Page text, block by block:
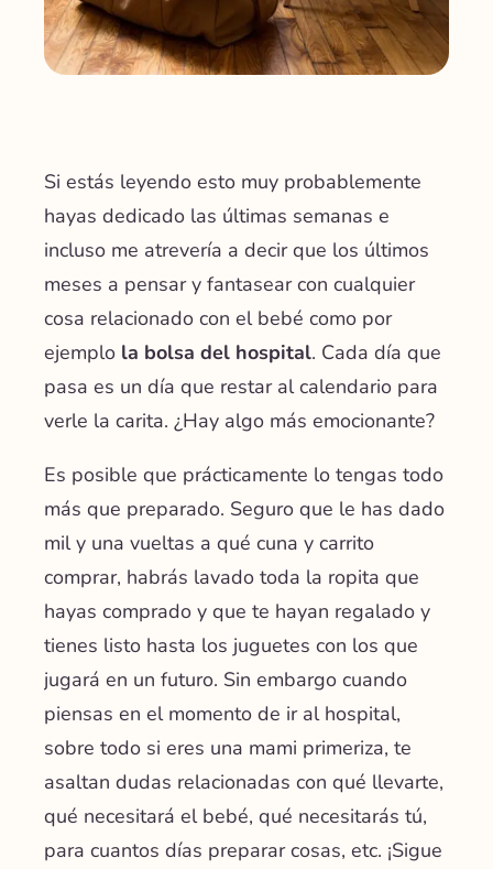
Si estás leyendo esto muy probablemente
hayas dedicado las últimas semanas e
incluso me atrevería a decir que los últimos
meses a pensar y fantasear con cualquier
cosa relacionado con el bebé como por
ejemplo la bolsa del hospital. Cada día que
pasa es un día que restar al calendario para
verle la carita. ¿Hay algo más emocionante?
Es posible que prácticamente lo tengas todo
más que preparado. Seguro que le has dado
mil y una vueltas a qué cuna y carrito
comprar, habrás lavado toda la ropita que
hayas comprado y que te hayan regalado y
tienes listo hasta los juguetes con los que
jugará en un futuro. Sin embargo cuando
piensas en el momento de ir al hospital,
sobre todo si eres una mami primeriza, te
asaltan dudas relacionadas con qué llevarte,
qué necesitará el bebé, qué necesitarás tú,
para cuantos días preparar cosas, etc. ¡Sigue